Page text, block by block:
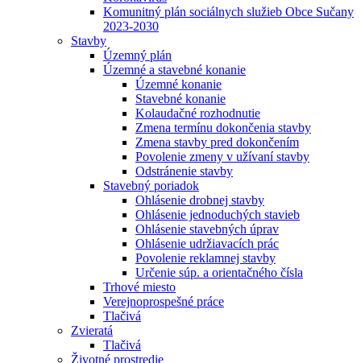
Komunitný plán sociálnych služieb Obce Sučany
2023-2030
Stavby
Územný plán
Územné a stavebné konanie
Územné konanie
Stavebné konanie
Kolaudačné rozhodnutie
Zmena termínu dokončenia stavby
Zmena stavby pred dokončením
Povolenie zmeny v užívaní stavby
Odstránenie stavby
Stavebný poriadok
Ohlásenie drobnej stavby
Ohlásenie jednoduchých stavieb
Ohlásenie stavebných úprav
Ohlásenie udržiavacích prác
Povolenie reklamnej stavby
Určenie súp. a orientačného čísla
Trhové miesto
Verejnoprospešné práce
Tlačivá
Zvieratá
Tlačivá
Životné prostredie